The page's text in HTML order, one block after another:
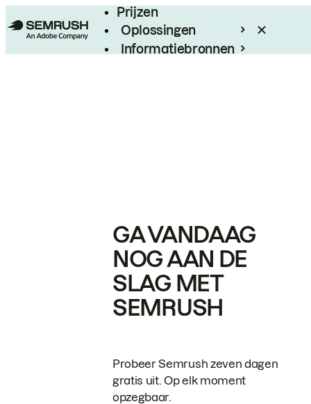
Prijzen
Oplossingen
Informatiebronnen
GA VANDAAG
NOG AAN DE
SLAG MET
SEMRUSH
Probeer Semrush zeven dagen
gratis uit. Op elk moment
opzegbaar.